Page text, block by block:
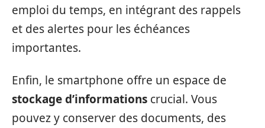
emploi du temps, en intégrant des rappels
et des alertes pour les échéances
importantes.
Enfin, le smartphone offre un espace de
stockage d’informations crucial. Vous
pouvez y conserver des documents, des